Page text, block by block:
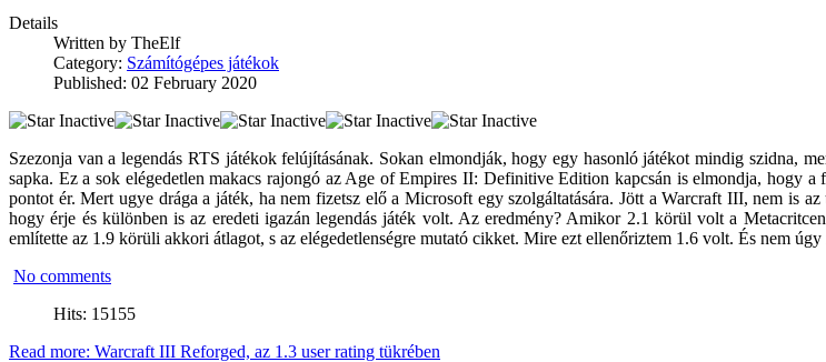
Details
Written by TheElf
Category: Számítógépes játékok
Published: 02 February 2020
Szezonja van a legendás RTS játékok felújításának. Sokan elmondják, hogy egy hasonló játékot mindig szidna,
sapka. Ez a sok elégedetlen makacs rajongó az Age of Empires II: Definitive Edition kapcsán is elmondja, hogy
pontot ér. Mert ugye drága a játék, ha nem fizetsz elő a Microsoft egy szolgáltatására. Jött a Warcraft III, nem is
hogy érje és különben is az eredeti igazán legendás játék volt. Az eredmény? Amikor 2.1 körül volt a
említette az 1.9 körüli akkori átlagot, s az elégedetlenségre mutató cikket. Mire ezt ellenőriztem 1.6 volt. És nem
No comments
Hits: 15155
Read more: Warcraft III Reforged, az 1.3 user rating tükrében